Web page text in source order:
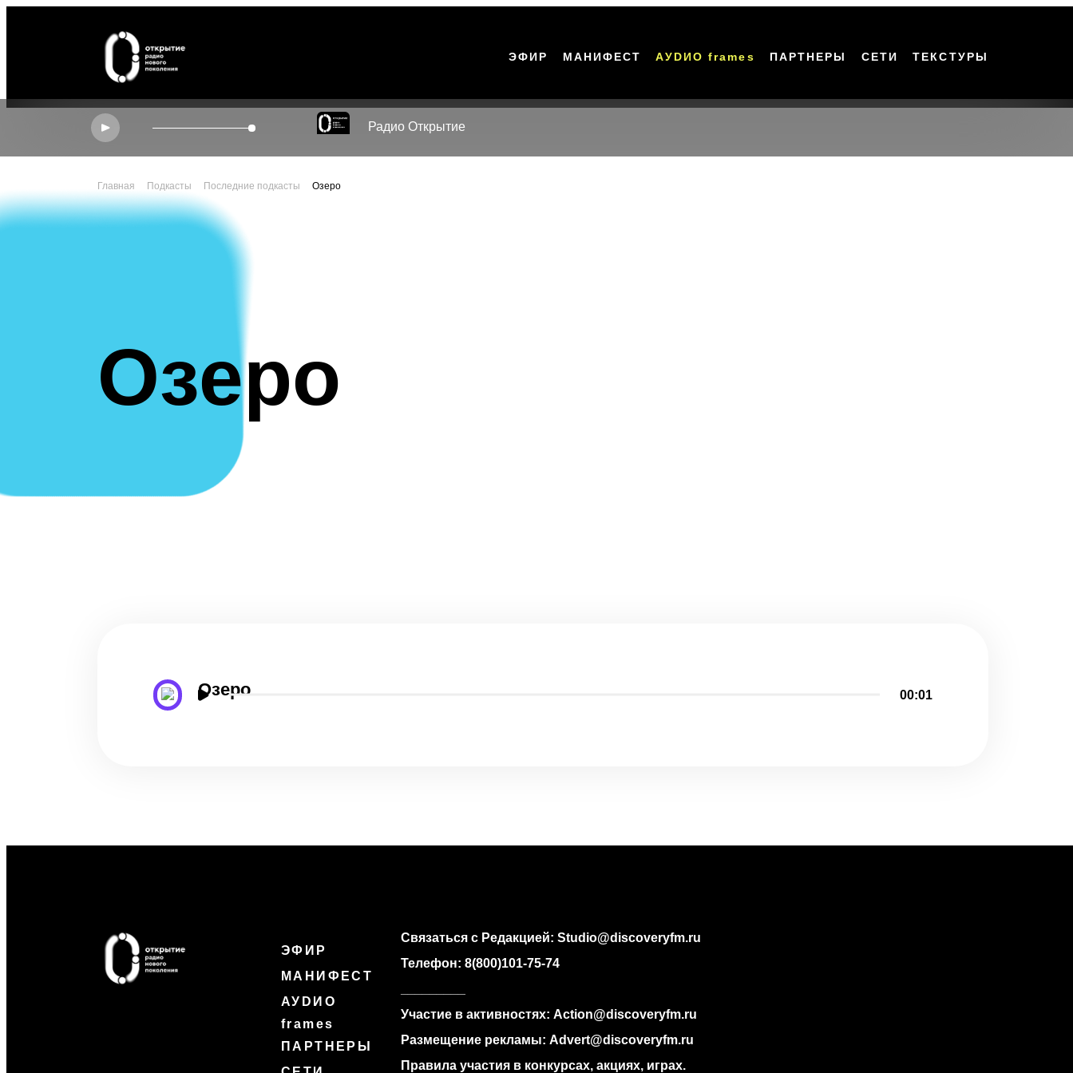
Радио Открытие
ЭФИР МАНИФЕСТ АУDИО frames ПАРТНЕРЫ СЕТИ ТЕКСТУРЫ
Главная Подкасты Последние подкасты Озеро
Озеро
Озеро 00:01
ЭФИР
МАНИФЕСТ
АУDИО
frames
ПАРТНЕРЫ
Связаться с Редакцией: Studio@discoveryfm.ru
Телефон: 8(800)101-75-74
Участие в активностях: Action@discoveryfm.ru
Размещение рекламы: Advert@discoveryfm.ru
Правила участия в конкурсах, акциях, играх.
ЭФИР
МАНИФЕСТ
АУDИО frames
ТЕКСТУРЫ